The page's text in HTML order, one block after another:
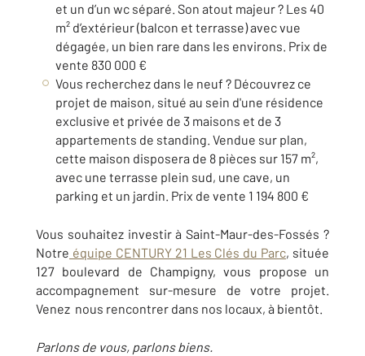
et un d’un wc séparé. Son atout majeur ? Les 40
m² d’extérieur (balcon et terrasse) avec vue
dégagée, un bien rare dans les environs. Prix de
vente 830 000 €
Vous recherchez dans le neuf ? Découvrez ce
projet de maison, situé au sein d'une résidence
exclusive et privée de 3 maisons et de 3
appartements de standing. Vendue sur plan,
cette maison disposera de 8 pièces sur 157 m²,
avec une terrasse plein sud, une cave, un
parking et un jardin. Prix de vente 1 194 800 €
Vous souhaitez investir à Saint-Maur-des-Fossés ?
Notre équipe CENTURY 21 Les Clés du Parc, située
127 boulevard de Champigny, vous propose un
accompagnement sur-mesure de votre projet.
Venez nous rencontrer dans nos locaux, à bientôt.
Parlons de vous, parlons biens.